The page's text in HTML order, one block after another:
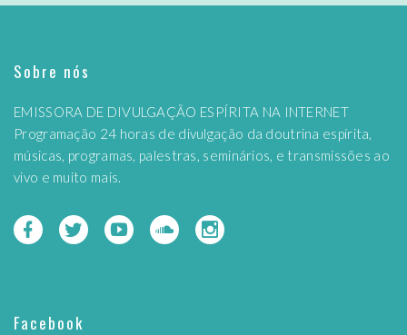
Sobre nós
EMISSORA DE DIVULGAÇÃO ESPÍRITA NA INTERNET
Programação 24 horas de divulgação da doutrina espírita,
músicas, programas, palestras, seminários, e transmissões ao
vivo e muito mais.
Facebook